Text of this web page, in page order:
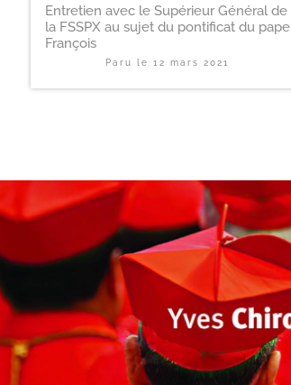
Entretien avec le Supérieur Général de
la FSSPX au sujet du pontificat du pape
François
Paru le 12 mars 2021